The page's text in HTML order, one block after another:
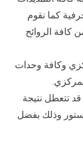
كما نقوم
كافة الروائح
وكافة وحدات
قد تتعطل نتيجة
وذلك بفضل